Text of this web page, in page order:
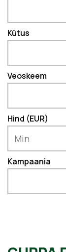
Kütus
Veoskeem
Hind (EUR)
Kampaania